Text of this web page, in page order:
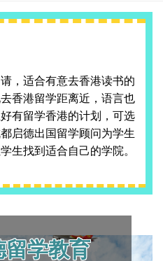
，适合有意去香港读书的
香港留学距离近，语言也
有留学香港的计划，可选
启德出国留学顾问为学生
生找到适合自己的学院。
留学教育